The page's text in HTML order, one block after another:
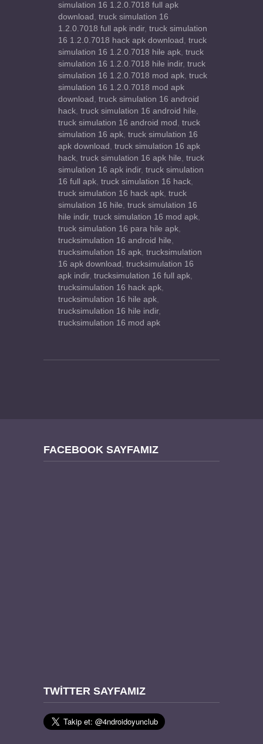
simulation 16 1.2.0.7018 full apk
download , truck simulation 16
1.2.0.7018 full apk indir, truck simulation
16 1.2.0.7018 hack apk download , truck
simulation 16 1.2.0.7018 hile apk, truck
simulation 16 1.2.0.7018 hile indir, truck
simulation 16 1.2.0.7018 mod apk, truck
simulation 16 1.2.0.7018 mod apk
download , truck simulation 16 android
hack, truck simulation 16 android hile,
truck simulation 16 android mod , truck
simulation 16 apk, truck simulation 16
apk download , truck simulation 16 apk
hack, truck simulation 16 apk hile, truck
simulation 16 apk indir, truck simulation
16 full apk, truck simulation 16 hack,
truck simulation 16 hack apk, truck
simulation 16 hile, truck simulation 16
hile indir, truck simulation 16 mod apk,
truck simulation 16 para hile apk,
trucksimulation 16 android hile,
trucksimulation 16 apk, trucksimulation
16 apk download , trucksimulation 16
apk indir, trucksimulation 16 full apk,
trucksimulation 16 hack apk,
trucksimulation 16 hile apk,
trucksimulation 16 hile indir,
trucksimulation 16 mod apk
FACEBOOK SAYFAMIZ
TWITTER SAYFAMIZ